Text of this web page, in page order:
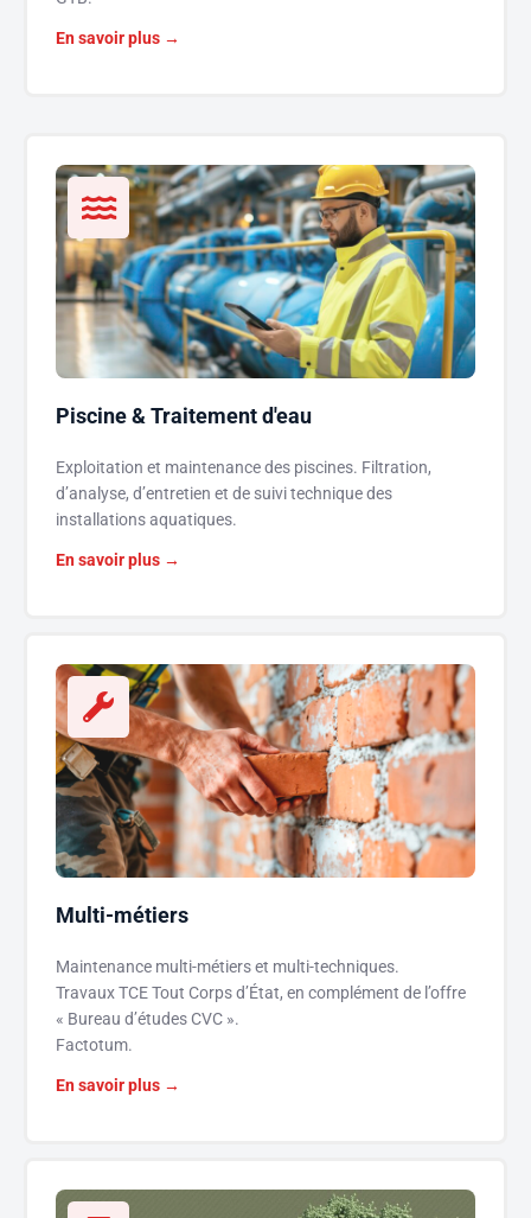
En savoir plus →
Piscine & Traitement d'eau
Exploitation et maintenance des piscines. Filtration,
d’analyse, d’entretien et de suivi technique des
installations aquatiques.
En savoir plus →
Multi-métiers
Maintenance multi-métiers et multi-techniques.
Travaux TCE Tout Corps d’État, en complément de l’offre
« Bureau d’études CVC ».
Factotum.
En savoir plus →